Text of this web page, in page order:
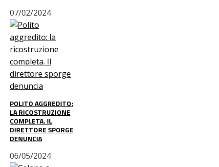
07/02/2024
POLITO AGGREDITO:
LA RICOSTRUZIONE
COMPLETA. IL
DIRETTORE SPORGE
DENUNCIA
06/05/2024